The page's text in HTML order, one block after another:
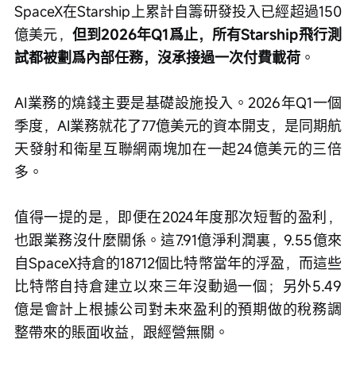
SpaceX在Starship上累計自籌研發投入已經超過150
億美元， 但到2026年Q1爲止，所有Starship飛行測
試都被劃爲內部任務，沒承接過一次付費載荷 。
AI業務的燒錢主要是基礎設施投入。2026年Q1一個
季度，AI業務就花了77億美元的資本開支，是同期航
天發射和衛星互聯網兩塊加在一起24億美元的三倍
多。
值得一提的是，即便在2024年度那次短暫的盈利，
也跟業務沒什麼關係。這7.91億淨利潤裏，9.55億來
自SpaceX持倉的18712個比特幣當年的浮盈，而這些
比特幣自持倉建立以來三年沒動過一個；另外5.49
億是會計上根據公司對未來盈利的預期做的稅務調
整帶來的賬面收益，跟經營無關。